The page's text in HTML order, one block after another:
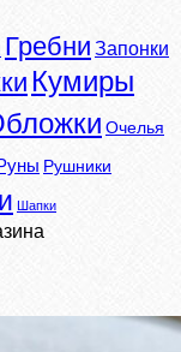
Гребни Запонки
Кумиры
Очелья
Рушники
Шапки